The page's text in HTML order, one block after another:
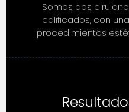
Somos dos
calificados, con
procedimientos